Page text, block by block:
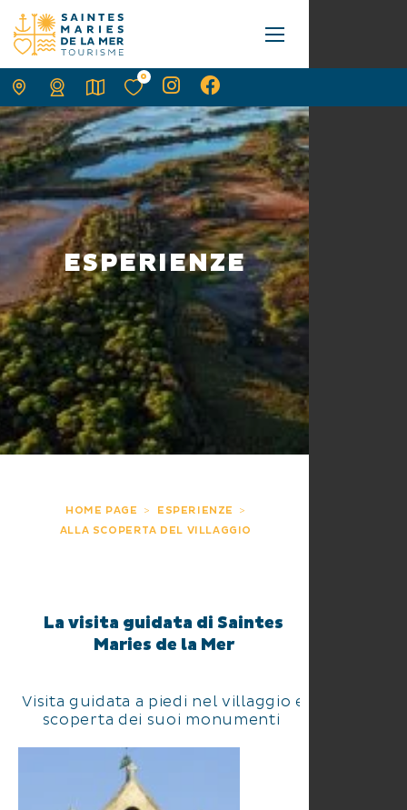
ESPERIENZE
HOME PAGE
ESPERIENZE
ALLA SCOPERTA DEL VILLAGGIO
La visita guidata di Saintes
Maries de la Mer
Visita guidata a piedi nel villaggio e
scoperta dei suoi monumenti
0